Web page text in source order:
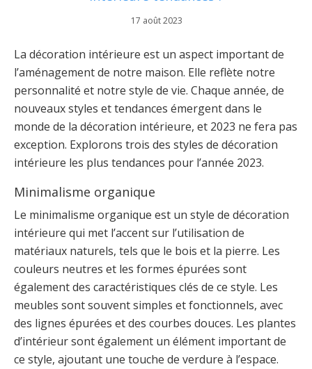
17 août 2023
La décoration intérieure est un aspect important de
l’aménagement de notre maison. Elle reflète notre
personnalité et notre style de vie. Chaque année, de
nouveaux styles et tendances émergent dans le
monde de la décoration intérieure, et 2023 ne fera pas
exception. Explorons trois des styles de décoration
intérieure les plus tendances pour l’année 2023.
Minimalisme organique
Le minimalisme organique est un style de décoration
intérieure qui met l’accent sur l’utilisation de
matériaux naturels, tels que le bois et la pierre. Les
couleurs neutres et les formes épurées sont
également des caractéristiques clés de ce style. Les
meubles sont souvent simples et fonctionnels, avec
des lignes épurées et des courbes douces. Les plantes
d’intérieur sont également un élément important de
ce style, ajoutant une touche de verdure à l’espace.